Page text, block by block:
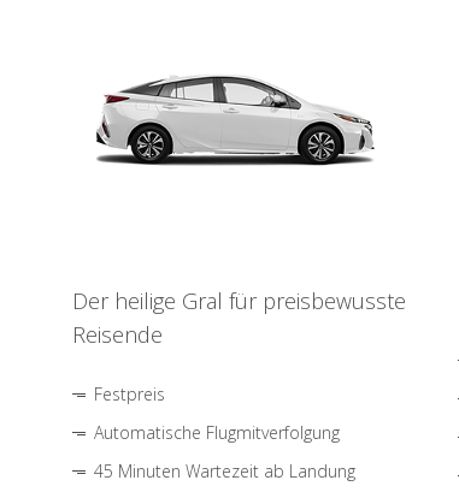
Der heilige Gral für preisbewusste
Reisende
Festpreis
Automatische Flugmitverfolgung
45 Minuten Wartezeit ab Landung